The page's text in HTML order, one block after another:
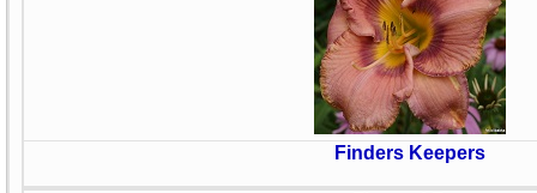
Finders Keepers